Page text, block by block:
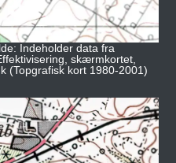
Indeholder data fra
skærmkortet,
(Topgrafisk kort 1980-2001)